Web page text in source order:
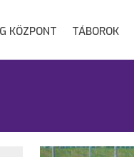
KÖZPONT TÁBOROK